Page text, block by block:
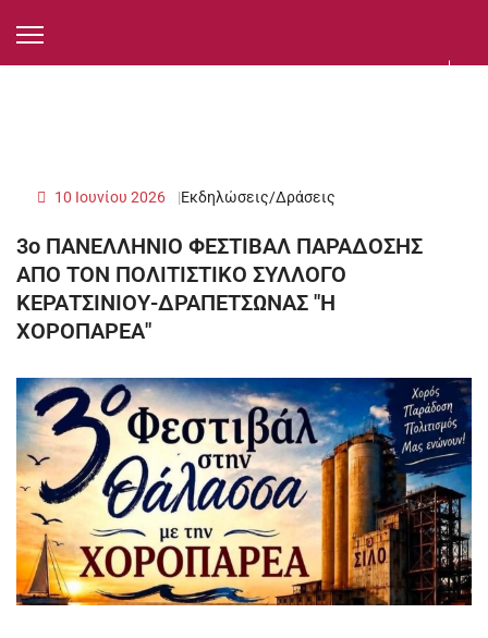
Εκδηλώσεις/Δράσεις
10 Ιουνίου 2026
3ο ΠΑΝΕΛΛΗΝΙΟ ΦΕΣΤΙΒΑΛ ΠΑΡΑΔΟΣΗΣ
ΑΠΟ ΤΟΝ ΠΟΛΙΤΙΣΤΙΚΟ ΣΥΛΛΟΓΟ
ΚΕΡΑΤΣΙΝΙΟΥ-ΔΡΑΠΕΤΣΩΝΑΣ "Η
ΧΟΡΟΠΑΡΕΑ"